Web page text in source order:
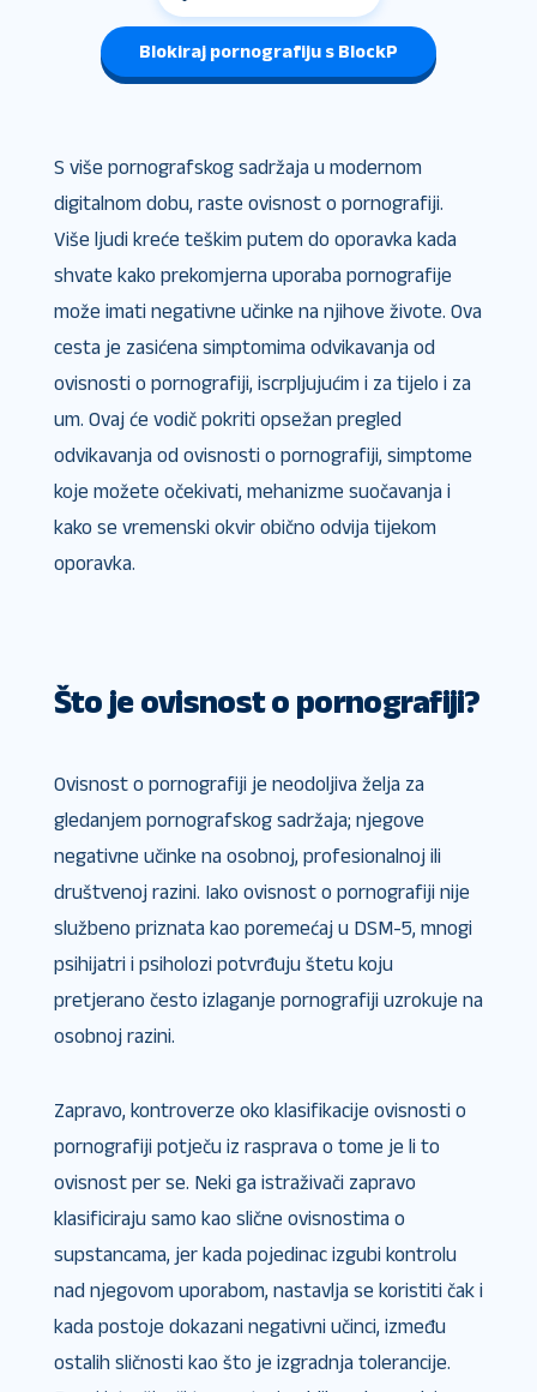
Blokiraj pornografiju s BlockP
S više pornografskog sadržaja u modernom
digitalnom dobu, raste ovisnost o pornografiji.
Više ljudi kreće teškim putem do oporavka kada
shvate kako prekomjerna uporaba pornografije
može imati negativne učinke na njihove živote. Ova
cesta je zasićena simptomima odvikavanja od
ovisnosti o pornografiji, iscrpljujućim i za tijelo i za
um. Ovaj će vodič pokriti opsežan pregled
odvikavanja od ovisnosti o pornografiji, simptome
koje možete očekivati, mehanizme suočavanja i
kako se vremenski okvir obično odvija tijekom
oporavka.
Što je ovisnost o pornografiji?
Ovisnost o pornografiji je neodoljiva želja za
gledanjem pornografskog sadržaja; njegove
negativne učinke na osobnoj, profesionalnoj ili
društvenoj razini. Iako ovisnost o pornografiji nije
službeno priznata kao poremećaj u DSM-5, mnogi
psihijatri i psiholozi potvrđuju štetu koju
pretjerano često izlaganje pornografiji uzrokuje na
osobnoj razini.
Zapravo, kontroverze oko klasifikacije ovisnosti o
pornografiji potječu iz rasprava o tome je li to
ovisnost per se. Neki ga istraživači zapravo
klasificiraju samo kao slične ovisnostima o
supstancama, jer kada pojedinac izgubi kontrolu
nad njegovom uporabom, nastavlja se koristiti čak i
kada postoje dokazani negativni učinci, između
ostalih sličnosti kao što je izgradnja tolerancije.